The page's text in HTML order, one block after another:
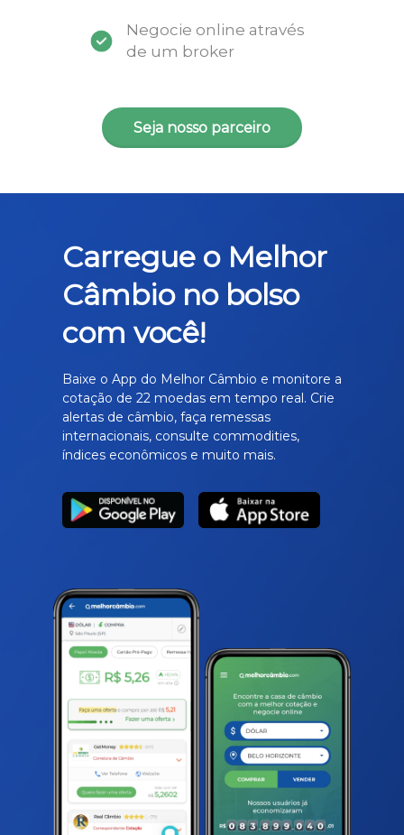
Negocie online através
de um broker
Seja nosso parceiro
Carregue o Melhor
Câmbio no bolso
com você!
Baixe o App do Melhor Câmbio e monitore a
cotação de 22 moedas em tempo real. Crie
alertas de câmbio, faça remessas
internacionais, consulte commodities,
índices econômicos e muito mais.